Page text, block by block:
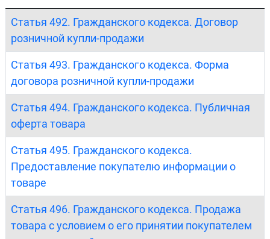
Статья 492. Гражданского кодекса. Договор
розничной купли-продажи
Статья 493. Гражданского кодекса. Форма
договора розничной купли-продажи
Статья 494. Гражданского кодекса. Публичная
оферта товара
Статья 495. Гражданского кодекса.
Предоставление покупателю информации о
товаре
Статья 496. Гражданского кодекса. Продажа
товара с условием о его принятии покупателем